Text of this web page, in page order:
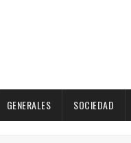
GENERALES SOCIEDAD